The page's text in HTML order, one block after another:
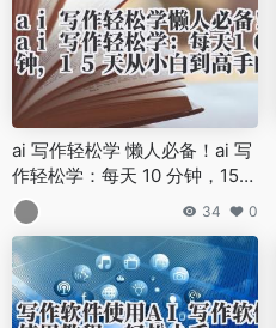
ai 写作轻松学 懒人必备！ai 写
作轻松学：每天 10 分钟，15
天从小白到高手的蜕变之路
34 0